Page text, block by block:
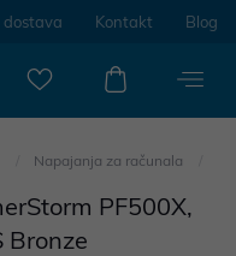
Kontakt Blog
Napajanja za računala
PF500X,
Bronze